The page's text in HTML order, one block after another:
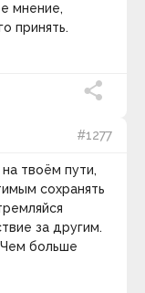
мнение,
принять.
#1277
твоём пути,
сохранять
за другим.
больше
Болдинской
хочет
мыслями. В